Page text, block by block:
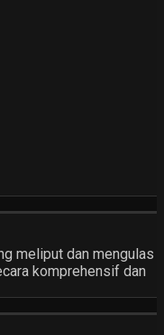
meliput dan mengulas
komprehensif dan